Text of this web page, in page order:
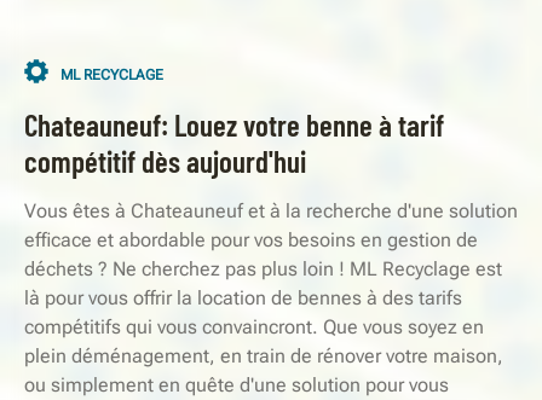
ML RECYCLAGE
Chateauneuf: Louez votre benne à tarif
compétitif dès aujourd'hui
Vous êtes à Chateauneuf et à la recherche d'une solution
efficace et abordable pour vos besoins en gestion de
déchets ? Ne cherchez pas plus loin ! ML Recyclage est
là pour vous offrir la location de bennes à des tarifs
compétitifs qui vous convaincront. Que vous soyez en
plein déménagement, en train de rénover votre maison,
ou simplement en quête d'une solution pour vous